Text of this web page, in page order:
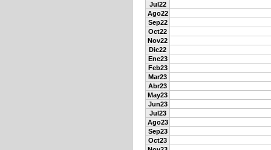
Jul22
Ago22
Sep22
Oct22
Nov22
Dic22
Ene23
Feb23
Mar23
Abr23
May23
Jun23
Jul23
Ago23
Sep23
Oct23